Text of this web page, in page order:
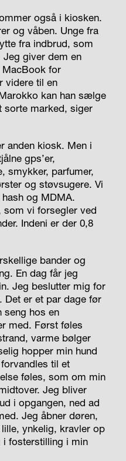
også i kiosken.
og våben. Unge fra
fra indbrud, som
Jeg giver dem en
MacBook for
videre til en
kan han sælge
sorte marked, siger
anden kiosk. Men i
gps’er,
smykker, parfumer,
og støvsugere. Vi
og MDMA.
vi forsegler ved
Indeni er der 0,8
bander og
En dag får jeg
Jeg beslutter mig for
Det er et par dage før
seng hos en
med. Først føles
varme bølger
hopper min hund
til et
føles, som om min
Jeg bliver
i opgangen, ned ad
Jeg åbner døren,
ynkelig, kravler op
fosterstilling i min